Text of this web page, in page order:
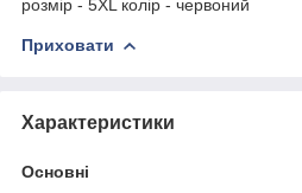
розмір - 5XL колір - червоний
Приховати
Характеристики
Основні